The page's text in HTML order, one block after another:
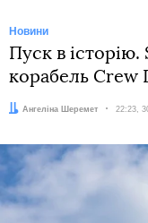
Новини
Пуск в історію.
корабель Crew
Автор:
Ангеліна Шеремет Дата:
22:23,